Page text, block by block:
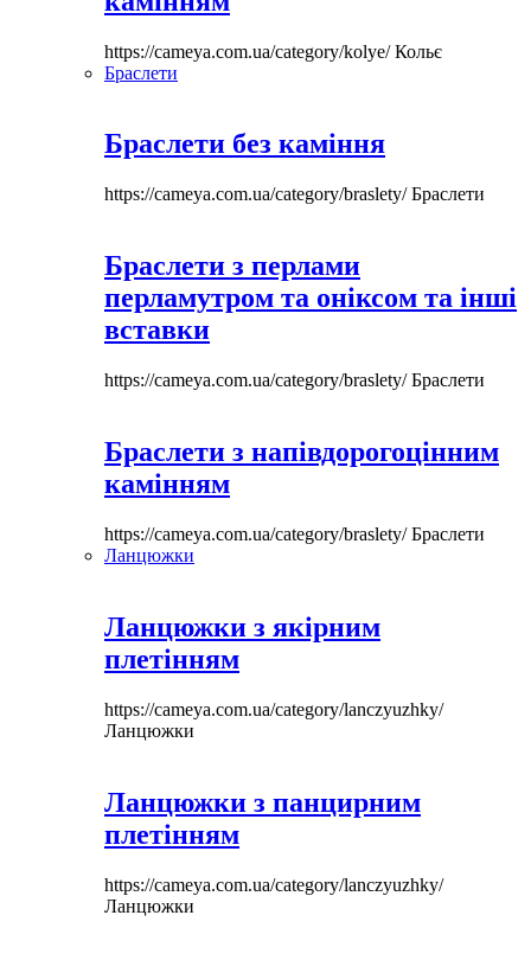
https://cameya.com.ua/category/kolye/Кольє
Браслети
Браслети без каміння
https://cameya.com.ua/category/braslety/Браслети
Браслети з перлами
перламутром та оніксом та інші
вставки
https://cameya.com.ua/category/braslety/Браслети
Браслети з напівдорогоцінним
камінням
https://cameya.com.ua/category/braslety/Браслети
Ланцюжки
Ланцюжки з якірним
плетінням
https://cameya.com.ua/category/lanczyuzhky/
Ланцюжки
Ланцюжки з панцирним
плетінням
https://cameya.com.ua/category/lanczyuzhky/
Ланцюжки